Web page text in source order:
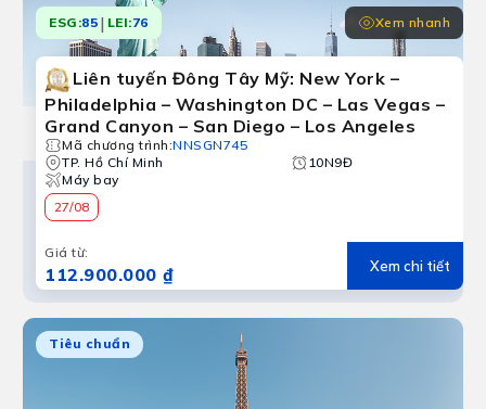
ESG:85 | LEI:76 Xem nhanh
Liên tuyến Đông Tây Mỹ: New York –
Philadelphia – Washington DC – Las Vegas –
Grand Canyon – San Diego – Los Angeles
Mã chương trình:NNSGN745
TP. Hồ Chí Minh
10N9Đ
Máy bay
27/08
Giá từ:
112.900.000 ₫ Xem chi tiết
Tiêu chuẩn